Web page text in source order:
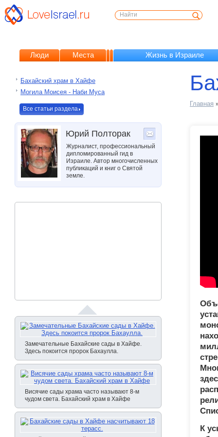
Люди Места Жизнь в Израиле
Бахайский храм в Хайфе
Могила Моисея - Наби Муса
Все статьи раздела
Юрий Полторак
Журналист, профессиональный
дипломированный гид в
Израиле. Автор многочисленных
публикаций и книг о Святой
земле.
Замечательные Бахайские сады в Хайфе.
Здесь покоится пророк Бахаулла.
Висячие сады храма часто называют 8-м
чудом света. Бахайский храм в Хайфе
Главная
К